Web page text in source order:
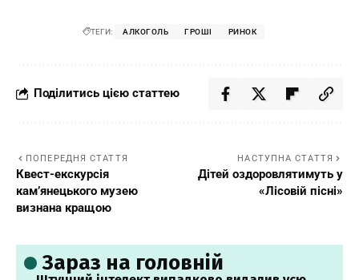
ТЕГИ: АЛКОГОЛЬ ГРОШІ РИНОК
Поділитись цією статтею
ПОПЕРЕДНЯ СТАТТЯ
Квест-екскурсія
кам’янецького музею
визнана кращою
НАСТУПНА СТАТТЯ
Дітей оздоровлятимуть у
«Лісовій пісні»
Зараз на головній